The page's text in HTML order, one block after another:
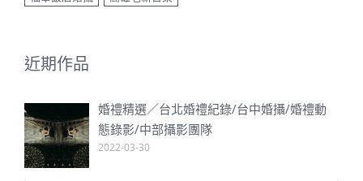
近期作品
婚禮精選／台北婚禮紀錄/台中婚攝/婚禮動
態錄影/中部攝影團隊
2022-03-30